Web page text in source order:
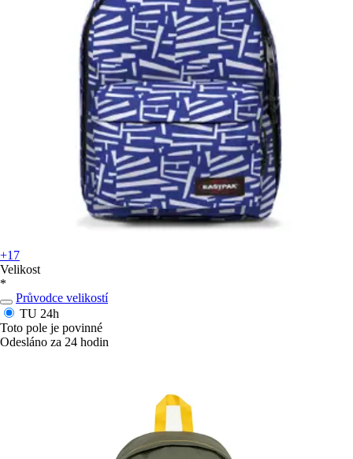
+17
Velikost
*
Průvodce velikostí
TU 24h
Toto pole je povinné
Odesláno za 24 hodin